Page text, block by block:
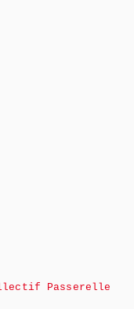
Passerelle